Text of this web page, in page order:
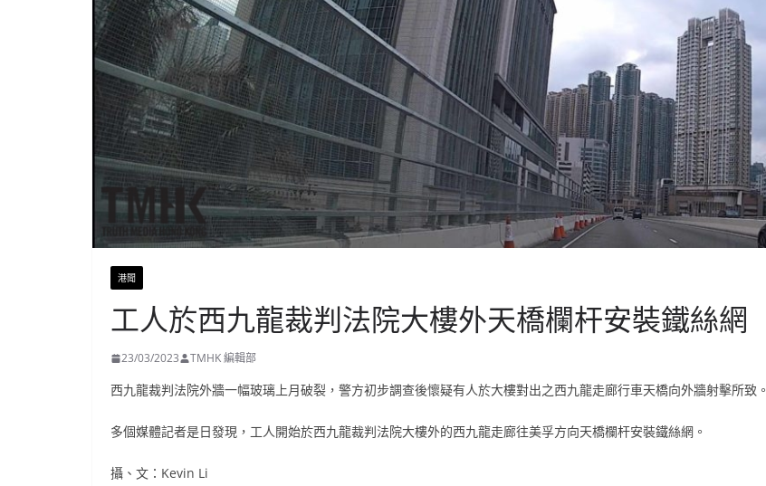
港聞
工人於西九龍裁判法院大樓外天橋欄杆安裝鐵絲網
23/03/2023 TMHK 編輯部
西九龍裁判法院外牆一幅玻璃上月破裂，警方初步調查後懷疑有人於大樓對出之西九龍走廊行車天橋向外牆射擊所致。
多個媒體記者是日發現，工人開始於西九龍裁判法院大樓外的西九龍走廊往美孚方向天橋欄杆安裝鐵絲網。
攝、文：Kevin Li